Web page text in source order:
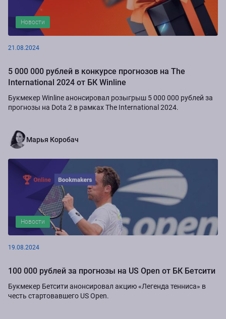
Новости
21.08.2024
5 000 000 рублей в конкурсе прогнозов на The
International 2024 от БК Winline
Букмекер Winline анонсировал розыгрыш 5 000 000 рублей за
прогнозы на Dota 2 в рамках The International 2024.
Марья Коробач
Новости
19.08.2024
100 000 рублей за прогнозы на US Open от БК Бетсити
Букмекер Бетсити анонсировал акцию «Легенда тенниса» в
честь стартовавшего US Open.